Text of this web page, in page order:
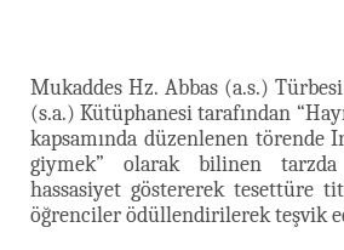
Mukaddes Hz. Abbas (a.s.)
(s.a.) Kütüphanesi tarafından
kapsamında düzenlenen törende
giymek” olarak bilinen
hassasiyet göstererek tesettüre
öğrenciler ödüllendirilerek teşvik